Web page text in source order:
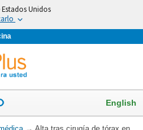
Unidos
English